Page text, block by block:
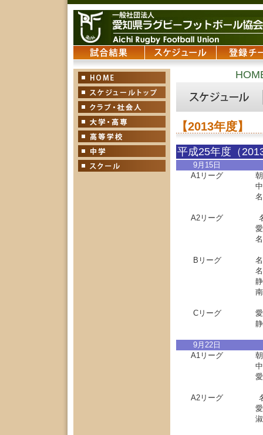
【2013年度】
平成25年度（
9月15日
A1リーグ
A2リーグ
Bリーグ
Cリーグ
9月22日
A1リーグ
A2リーグ